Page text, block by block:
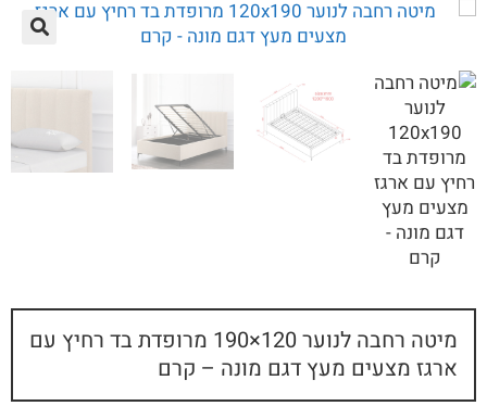
מיטה רחבה לנוער 120×190 מרופדת בד רחיץ עם
ארגז מצעים מעץ דגם מונה – קרם